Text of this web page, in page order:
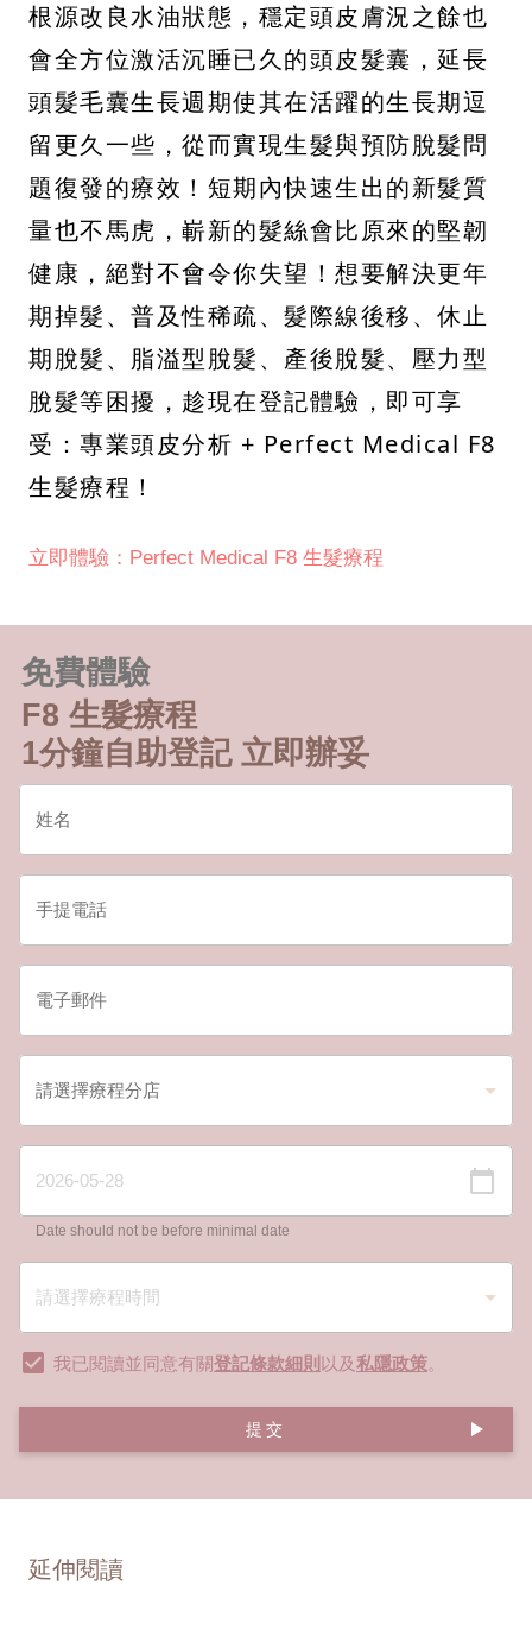
根源改良水油狀態，穩定頭皮膚況之餘也
會全方位激活沉睡已久的頭皮髮囊，延長
頭髮毛囊生長週期使其在活躍的生長期逗
留更久一些，從而實現生髮與預防脫髮問
題復發的療效！短期內快速生出的新髮質
量也不馬虎，嶄新的髮絲會比原來的堅韌
健康，絕對不會令你失望！想要解決更年
期掉髮、普及性稀疏、髮際線後移、休止
期脫髮、脂溢型脫髮、產後脫髮、壓力型
脫髮等困擾，趁現在登記體驗，即可享
受：專業頭皮分析 + Perfect Medical F8
生髮療程！
立即體驗：Perfect Medical F8 生髮療程
免費體驗
F8 生髮療程
1分鐘自助登記 立即辦妥
Date should not be before minimal date
我已閱讀並同意有關登記條款細則 以及私隱政策。
提交
延伸閱讀